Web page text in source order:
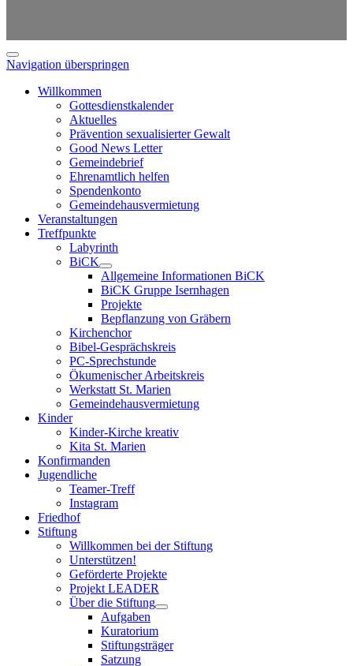
Navigation überspringen
Willkommen
Gottesdienstkalender
Aktuelles
Prävention sexualisierter Gewalt
Good News Letter
Gemeindebrief
Ehrenamtlich helfen
Spendenkonto
Gemeindehausvermietung
Veranstaltungen
Treffpunkte
Labyrinth
BiCK
Allgemeine Informationen BiCK
BiCK Gruppe Isernhagen
Projekte
Bepflanzung von Gräbern
Kirchenchor
Bibel-Gesprächskreis
PC-Sprechstunde
Ökumenischer Arbeitskreis
Werkstatt St. Marien
Gemeindehausvermietung
Kinder
Kinder-Kirche kreativ
Kita St. Marien
Konfirmanden
Jugendliche
Teamer-Treff
Instagram
Friedhof
Stiftung
Willkommen bei der Stiftung
Unterstützen!
Geförderte Projekte
Projekt LEADER
Über die Stiftung
Aufgaben
Kuratorium
Stiftungsträger
Satzung